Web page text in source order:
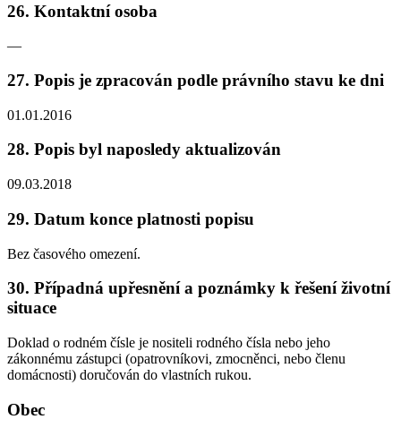
26. Kontaktní osoba
—
27. Popis je zpracován podle právního stavu ke dni
01.01.2016
28. Popis byl naposledy aktualizován
09.03.2018
29. Datum konce platnosti popisu
Bez časového omezení.
30. Případná upřesnění a poznámky k řešení životní
situace
Doklad o rodném čísle je nositeli rodného čísla nebo jeho
zákonnému zástupci (opatrovníkovi, zmocněnci, nebo členu
domácnosti) doručován do vlastních rukou.
Obec